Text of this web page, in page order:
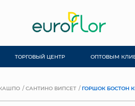
ТОРГОВЫЙ ЦЕНТР ОПТОВЫМ
САНТИНО ВИПСЕТ ГОРШОК БОСТОН